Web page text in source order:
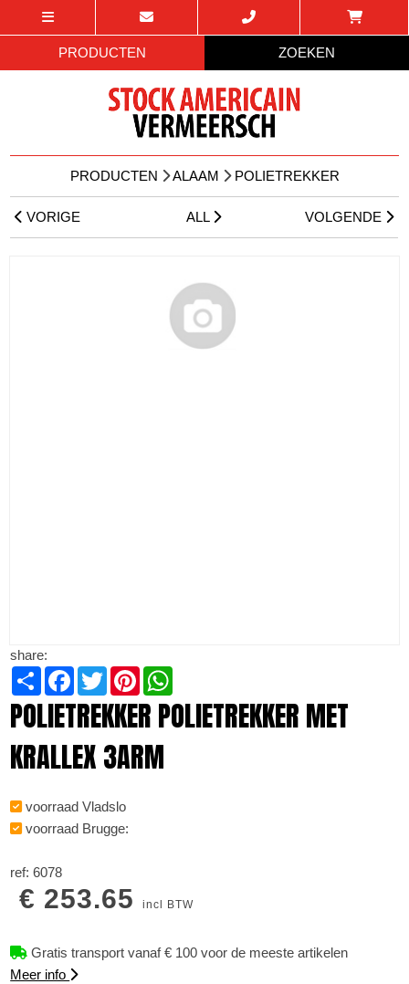
PRODUCTEN ZOEKEN
PRODUCTEN ALAAM POLIETREKKER
VORIGE ALL VOLGENDE
share:
Share Facebook
TwitterPinterest
POLIETREKKER POLIETREKKER MET
KRALLEX 3ARM
voorraad Vladslo
voorraad Brugge:
ref: 6078
€ 253.65incl BTW
Gratis transport vanaf € 100 voor de meeste artikelen
Meer info